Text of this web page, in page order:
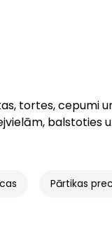
tortes, cepumi
balstoties
Pārtikas